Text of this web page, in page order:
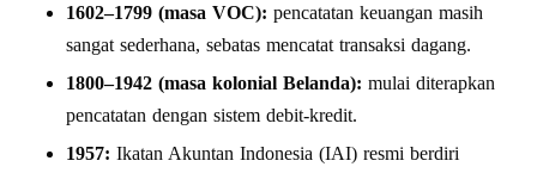
1602–1799 (masa VOC): pencatatan keuangan masih
sangat sederhana, sebatas mencatat transaksi dagang.
1800–1942 (masa kolonial Belanda): mulai diterapkan
pencatatan dengan sistem debit-kredit.
1957: Ikatan Akuntan Indonesia (IAI) resmi berdiri